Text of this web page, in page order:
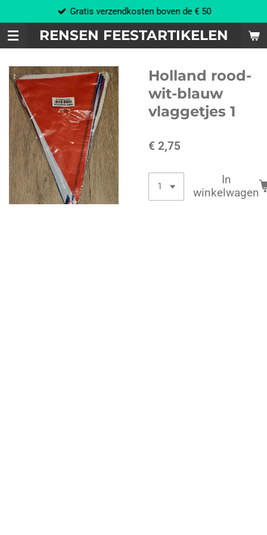
direct
naar
de
hoofdinhoud
RENSEN FEESTARTIKELEN
Gratis verzendkosten boven de € 50
Holland rood-
wit-blauw
vlaggetjes 1
€ 2,75
In
winkelwagen